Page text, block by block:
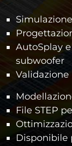
AutoSplay
subwoofer
Validazione
File STEP
Disponibile